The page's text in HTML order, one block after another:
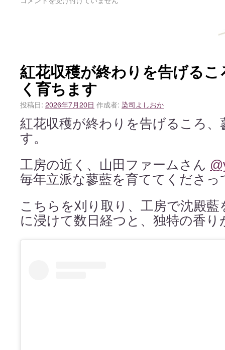
紅花収穫が終わりを告げるこ
く育ちます
投稿日: 2026年7月20日 作成者: 染司よしおか
紅花収穫が終わりを告げるころ
す。
工房の近く、山田ファームさん
毎年立派な蓼藍を育ててくださっ
こちらを刈り取り、工房で沈殿
に浸けて数日経つと、独特の香